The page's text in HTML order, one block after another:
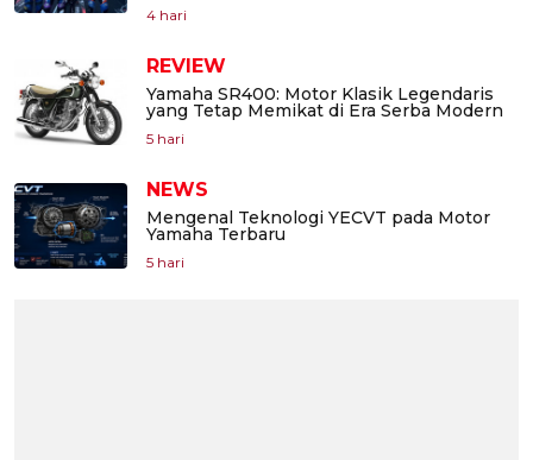
4 hari
REVIEW
Yamaha SR400: Motor Klasik Legendaris
yang Tetap Memikat di Era Serba Modern
5 hari
NEWS
Mengenal Teknologi YECVT pada Motor
Yamaha Terbaru
5 hari